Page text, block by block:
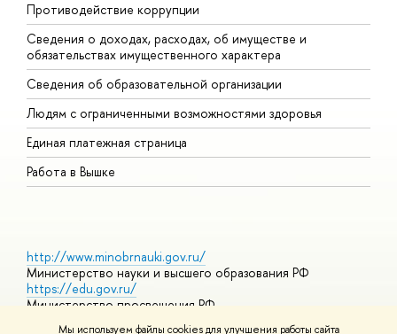
Мы используем файлы cookies для улучшения работы сайта
Противодействие коррупции
Сведения о доходах, расходах, об имуществе и
обязательствах имущественного характера
Сведения об образовательной организации
Людям с ограниченными возможностями здоровья
Единая платежная страница
Работа в Вышке
http://www.minobrnauki.gov.ru/
Министерство науки и высшего образования РФ
https://edu.gov.ru/
Министерство просвещения РФ
https://elearning.hse.ru/mooc